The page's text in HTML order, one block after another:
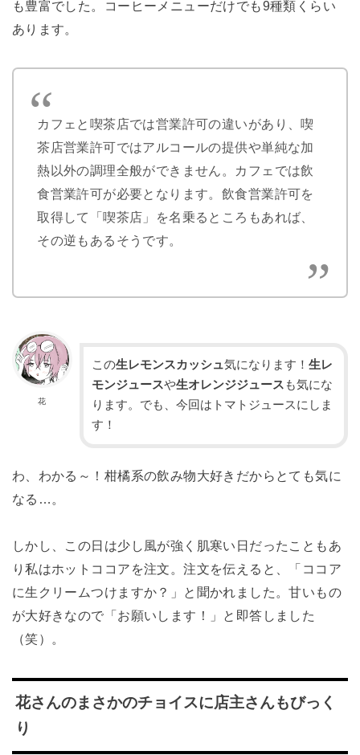
も豊富でした。コーヒーメニューだけでも9種類くらい
あります。
カフェと喫茶店では営業許可の違いがあり、喫
茶店営業許可ではアルコールの提供や単純な加
熱以外の調理全般ができません。カフェでは飲
食営業許可が必要となります。飲食営業許可を
取得して「喫茶店」を名乗るところもあれば、
その逆もあるそうです。
花
この生レモンスカッシュ気になります！ 生レ
モンジュースや生オレンジジュース も気にな
ります。でも、今回はトマトジュースにしま
す！
わ、わかる～！柑橘系の飲み物大好きだからとても気に
なる…。
しかし、この日は少し風が強く肌寒い日だったこともあ
り私はホットココアを注文。注文を伝えると、「ココア
に生クリームつけますか？」と聞かれました。甘いもの
が大好きなので「お願いします！」と即答しました
（笑）。
花さんのまさかのチョイスに店主さんもびっく
り